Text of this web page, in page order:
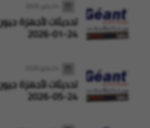
تحديثات أجهزة ستارسات StarSat بتاريخ
28-07-2026
24-01-2026
24-05-2026